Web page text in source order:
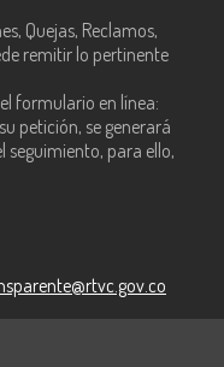
Quejas, Reclamos,
remitir lo pertinente
formulario en línea:
petición, se generará
seguimiento, para ello,